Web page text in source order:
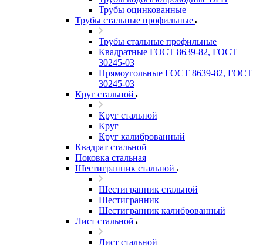
Трубы оцинкованные
Трубы стальные профильные
Трубы стальные профильные
Квадратные ГОСТ 8639-82, ГОСТ
30245-03
Прямоугольные ГОСТ 8639-82, ГОСТ
30245-03
Круг стальной
Круг стальной
Круг
Круг калиброванный
Квадрат стальной
Поковка стальная
Шестигранник стальной
Шестигранник стальной
Шестигранник
Шестигранник калиброванный
Лист стальной
Лист стальной